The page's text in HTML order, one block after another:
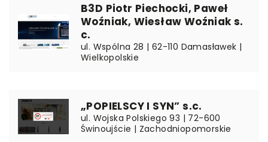
B3D Piotr Piechocki, Paweł
Woźniak, Wiesław Woźniak s.
c.
ul. Wspólna 28 | 62-110 Damasławek |
Wielkopolskie
„POPIELSCY I SYN” s.c.
ul. Wojska Polskiego 93 | 72-600
Świnoujście | Zachodniopomorskie